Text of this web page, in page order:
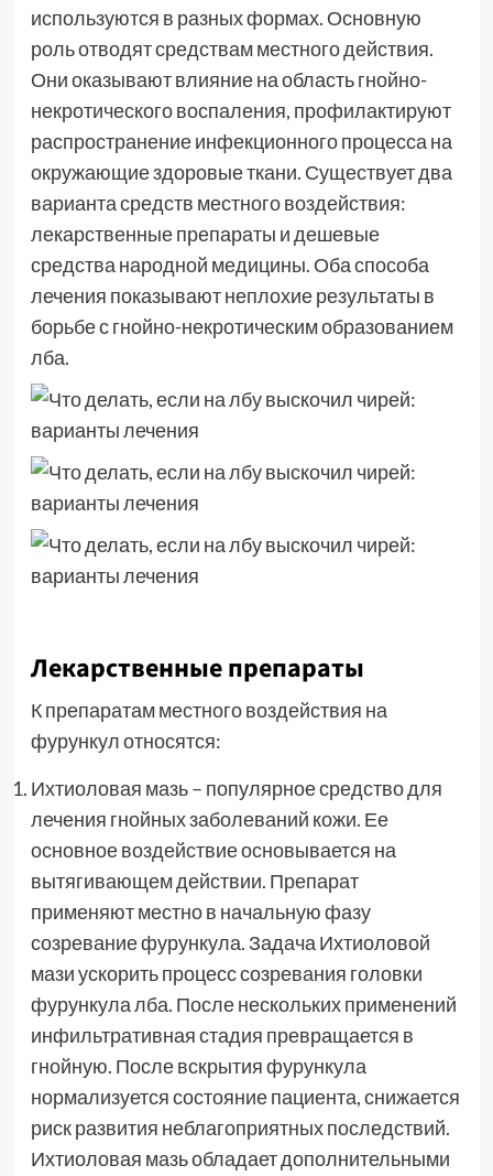
используются в разных формах. Основную
роль отводят средствам местного действия.
Они оказывают влияние на область гнойно-
некротического воспаления, профилактируют
распространение инфекционного процесса на
окружающие здоровые ткани. Существует два
варианта средств местного воздействия:
лекарственные препараты и дешевые
средства народной медицины. Оба способа
лечения показывают неплохие результаты в
борьбе с гнойно-некротическим образованием
лба.
Лекарственные препараты
К препаратам местного воздействия на
фурункул относятся:
Ихтиоловая мазь – популярное средство для
лечения гнойных заболеваний кожи. Ее
основное воздействие основывается на
вытягивающем действии. Препарат
применяют местно в начальную фазу
созревание фурункула. Задача Ихтиоловой
мази ускорить процесс созревания головки
фурункула лба. После нескольких применений
инфильтративная стадия превращается в
гнойную. После вскрытия фурункула
нормализуется состояние пациента, снижается
риск развития неблагоприятных последствий.
Ихтиоловая мазь обладает дополнительными